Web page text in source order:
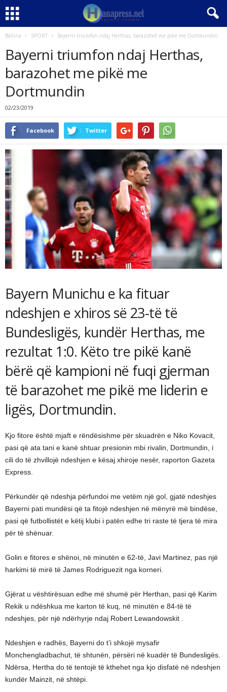
Ballina SPORT Bayerni triumfon ndaj Herthas, barazohet me pikë me Dortmundin
Bayerni triumfon ndaj Herthas,
barazohet me pikë me
Dortmundin
02/23/2019
Facebook Twitter
Bayern Munichu e ka fituar
ndeshjen e xhiros së 23-të të
Bundesligës, kundër Herthas, me
rezultat 1:0. Këto tre pikë kanë
bërë që kampioni në fuqi gjerman
të barazohet me pikë me liderin e
ligës, Dortmundin.
Kjo fitore është mjaft e rëndësishme për skuadrën e Niko Kovacit,
pasi që ata tani e kanë shtuar presionin mbi rivalin, Dortmundin, i
cili do të zhvillojë ndeshjen e kësaj xhiroje nesër, raporton Gazeta
Express.
Përkundër që ndeshja përfundoi me vetëm një gol, gjatë ndeshjes
Bayerni pati mundësi që ta fitojë ndeshjen në mënyrë më bindëse,
pasi që futbollistët e këtij klubi i patën edhe tri raste të tjera të mira
për të shënuar.
Golin e fitores e shënoi, në minutën e 62-të, Javi Martinez, pas një
harkimi të mirë të James Rodriguezit nga korneri.
Gjërat u vështirësuan edhe më shumë për Herthan, pasi që Karim
Rekik u ndëshkua me karton të kuq, në minutën e 84-të të
ndeshjes, për një ndërhyrje ndaj Robert Lewandowskit .
Ndeshjen e radhës, Bayerni do t’i shkojë mysafir
Monchengladbachut, të shtunën, përsëri në kuadër të Bundesligës.
Ndërsa, Hertha do të tentojë të kthehet nga kjo disfatë në ndeshjen
kundër Mainzit, në shtëpi.